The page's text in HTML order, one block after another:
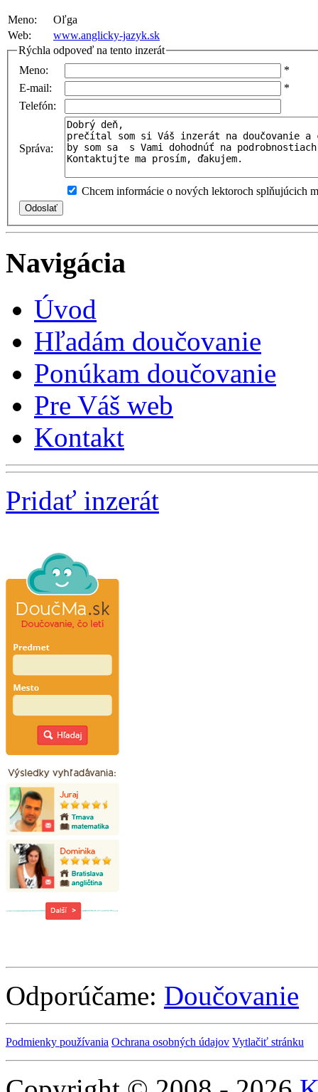
Meno:
Oľga
Web:
www.anglicky-jazyk.sk
Rýchla odpoveď na tento inzerát
Meno:
*
E-mail:
*
Telefón:
Správa:
Chcem informácie o nových lektoroch splňujúcich
Navigácia
Úvod
Hľadám doučovanie
Ponúkam doučovanie
Pre Váš web
Kontakt
Pridať inzerát
Odporúčame: Doučovanie
Podmienky používania Ochrana osobných údajov Vytlačiť stránku